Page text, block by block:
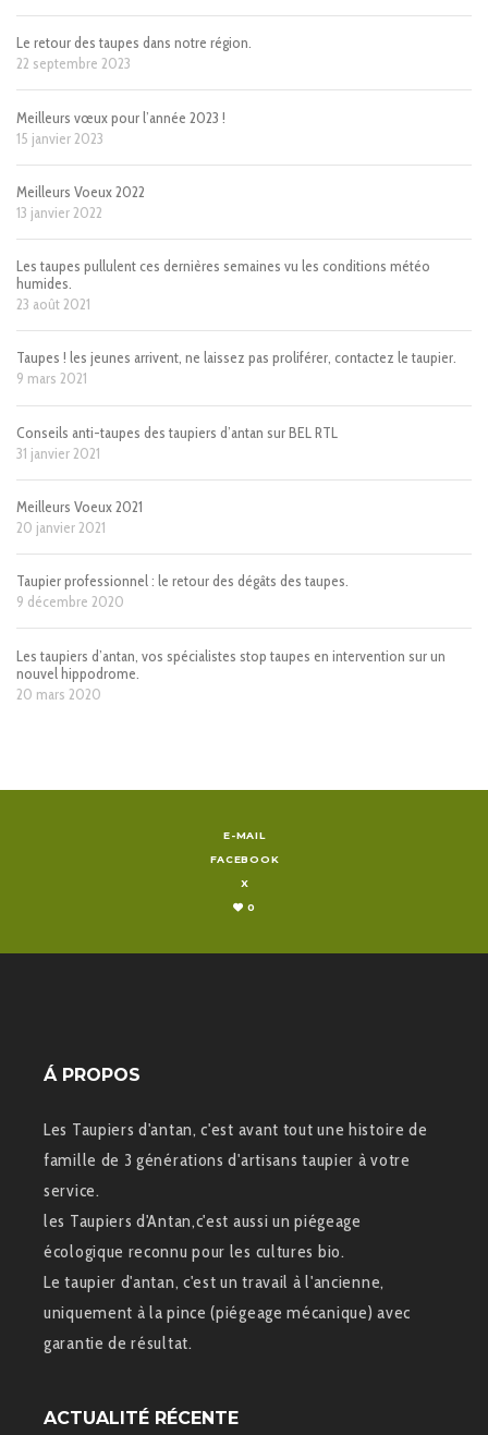
Le retour des taupes dans notre région.
22 septembre 2023
Meilleurs vœux pour l’année 2023 !
15 janvier 2023
Meilleurs Voeux 2022
13 janvier 2022
Les taupes pullulent ces dernières semaines vu les conditions météo
humides.
23 août 2021
Taupes ! les jeunes arrivent, ne laissez pas proliférer, contactez le taupier.
9 mars 2021
Conseils anti-taupes des taupiers d’antan sur BEL RTL
31 janvier 2021
Meilleurs Voeux 2021
20 janvier 2021
Taupier professionnel : le retour des dégâts des taupes.
9 décembre 2020
Les taupiers d’antan, vos spécialistes stop taupes en intervention sur un
nouvel hippodrome.
20 mars 2020
E-MAIL
FACEBOOK
X
0
Á PROPOS
Les Taupiers d'antan, c'est avant tout une histoire de
famille de 3 générations d'artisans taupier à votre
service.
les Taupiers d'Antan,c'est aussi un piégeage
écologique reconnu pour les cultures bio.
Le taupier d'antan, c'est un travail à l'ancienne,
uniquement à la pince (piégeage mécanique) avec
garantie de résultat.
ACTUALITÉ RÉCENTE